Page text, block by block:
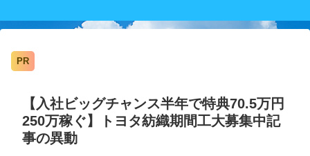
PR
【入社ビッグチャンス半年で特典70.5万円
250万稼ぐ】トヨタ紡織期間工大募集中記
事の異動